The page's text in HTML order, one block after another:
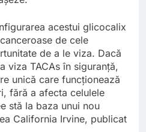
acestui glicocalix
de cele
de a le viza. Dacă
viza TACAs în siguranță,
unică care funcționează
fără a afecta celulele
stă la baza unui nou
California Irvine, publicat